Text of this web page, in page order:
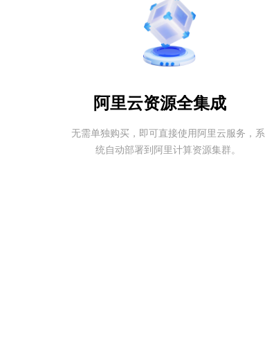
阿里云资源全集成
无需单独购买，即可直接使用阿里云服务，系
统自动部署到阿里计算资源集群。